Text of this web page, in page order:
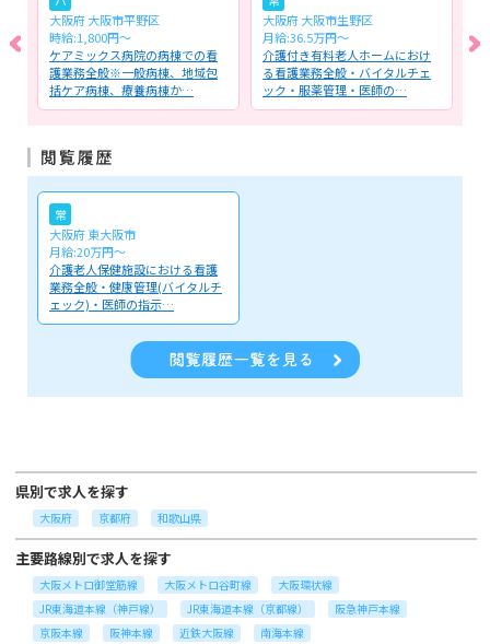
大阪府 大阪市平野区
時給:1,800円～
ケアミックス病院の病棟での看
護業務全般※一般病棟、地域包
括ケア病棟、療養病棟か…
大阪府 大阪市生野区
月給:36.5万円～
介護付き有料老人ホームにおけ
る看護業務全般・バイタルチェ
ック・服薬管理・医師の…
常
大阪府 東大阪市
月給:20万円～
介護老人保健施設における看護
業務全般・健康管理(バイタルチ
ェック)・医師の指示…
県別で求人を探す
大阪府 京都府 和歌山県
主要路線別で求人を探す
大阪メトロ御堂筋線 大阪メトロ谷町線
大阪環状線
JR東海道本線（神戸線）
JR東海道本線（京都線）
阪急神戸本線
京阪本線
阪神本線 近鉄大阪線 南海本線